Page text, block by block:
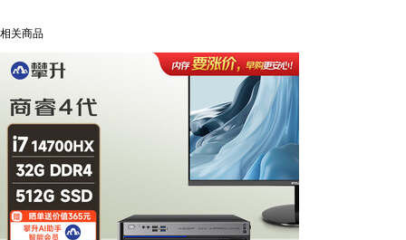
相关商品